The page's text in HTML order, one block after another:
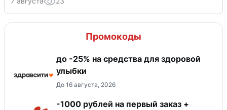
Промокоды
до -25% на средства для здоровой
улыбки
До 16 августа, 2026
-1000 рублей на первый заказ +